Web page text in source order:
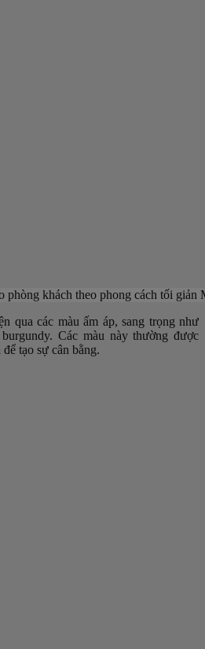
phòng khách theo phong cách tối giản
qua các màu ấm áp, sang trọng như
Các màu này thường được
tạo sự cân bằng.